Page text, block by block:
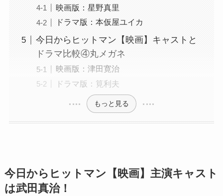
映画版：星野真里
ドラマ版：本仮屋ユイカ
今日からヒットマン【映画】キャストと
ドラマ比較④丸メガネ
映画版：津田寛治
ドラマ版：筧利夫
もっと見る
今日からヒットマン【映画】主演キャスト
は武田真治！